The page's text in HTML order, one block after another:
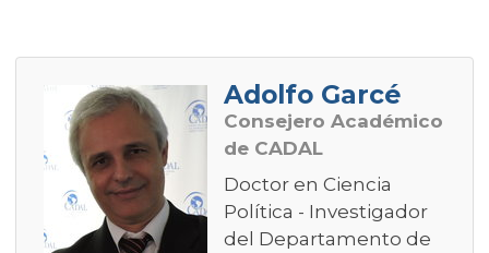
Adolfo Garcé
Consejero Académico
de CADAL
Doctor en Ciencia
Política - Investigador
del Departamento de